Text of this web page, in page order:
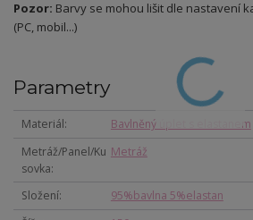
Pozor: Barvy se mohou lišit dle nastavení
(PC, mobil...)
Parametry
Materiál
Bavlněný úplet s elastanem
Metráž/Panel/Ku
sovka
Metráž
Složení
95%bavlna 5%elastan